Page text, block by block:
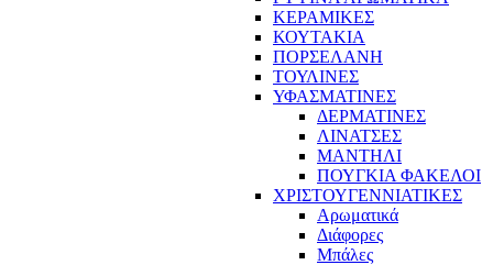
ΚΕΡΑΜΙΚΕΣ
ΚΟΥΤΑΚΙΑ
ΠΟΡΣΕΛΑΝΗ
ΤΟΥΛΙΝΕΣ
ΥΦΑΣΜΑΤΙΝΕΣ
ΔΕΡΜΑΤΙΝΕΣ
ΛΙΝΑΤΣΕΣ
ΜΑΝΤΗΛΙ
ΠΟΥΓΚΙΑ ΦΑΚΕΛΟΙ
ΧΡΙΣΤΟΥΓΕΝΝΙΑΤΙΚΕΣ
Αρωματικά
Διάφορες
Μπάλες